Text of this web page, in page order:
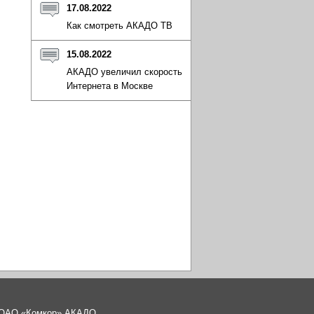
17.08.2022
Как смотреть АКАДО ТВ
15.08.2022
АКАДО увеличил скорость
Интернета в Москве